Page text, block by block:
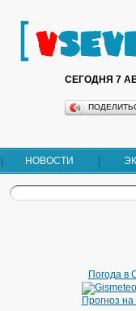
СЕГОДНЯ 7
НОВОСТИ
Погода в
Прогноз